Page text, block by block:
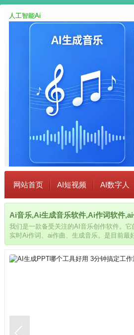
人工智能Ai
网站首页 AI短视频 AI数字人
Ai音乐,Ai生成音乐软件,Ai作词软件
我们是一款备受关注的AI音乐创作软件。
实时Ai作词、ai作曲、生成音乐。是目前最